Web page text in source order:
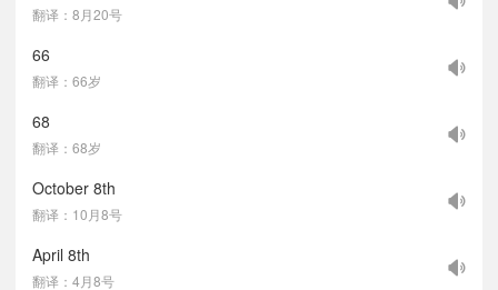
翻译：8月20号
66
翻译：66岁
68
翻译：68岁
October 8th
翻译：10月8号
April 8th
翻译：4月8号